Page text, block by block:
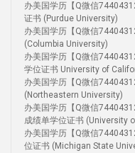
办美国学历【Q微信
证书 (Purdue University)
办美国学历【Q微信
(Columbia University)
办美国学历【Q微信
学位证书 University of
办美国学历【Q微信
(Northeastern University)
办美国学历【Q微信
成绩单学位证书 (University
办美国学历【Q微信
位证书 (Michigan State